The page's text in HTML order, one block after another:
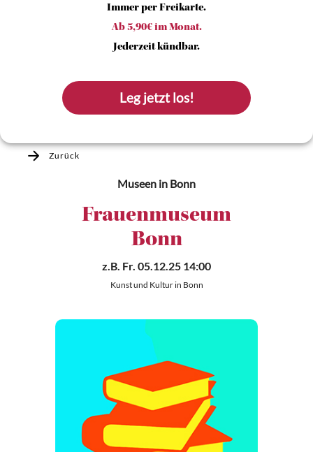
Immer per Freikarte.
Ab 5,90€ im Monat.
Jederzeit kündbar.
Leg jetzt los!
Zurück
Museen in Bonn
Frauenmuseum
Bonn
z.B. Fr. 05.12.25 14:00
Kunst und Kultur in Bonn